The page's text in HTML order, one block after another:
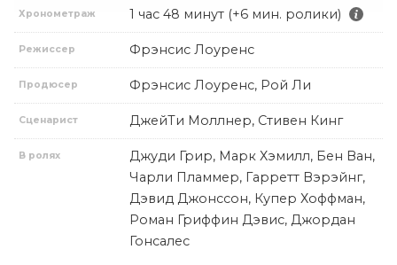
Хронометраж 1 час 48 минут (+6 мин. ролики)
Режиссер Фрэнсис Лоуренс
Продюсер Фрэнсис Лоуренс, Рой Ли
Сценарист ДжейТи Моллнер, Стивен Кинг
В ролях
Джуди Грир, Марк Хэмилл, Бен Ван,
Чарли Пламмер, Гарретт Вэрэйнг,
Дэвид Джонссон, Купер Хоффман,
Роман Гриффин Дэвис, Джордан
Гонсалес